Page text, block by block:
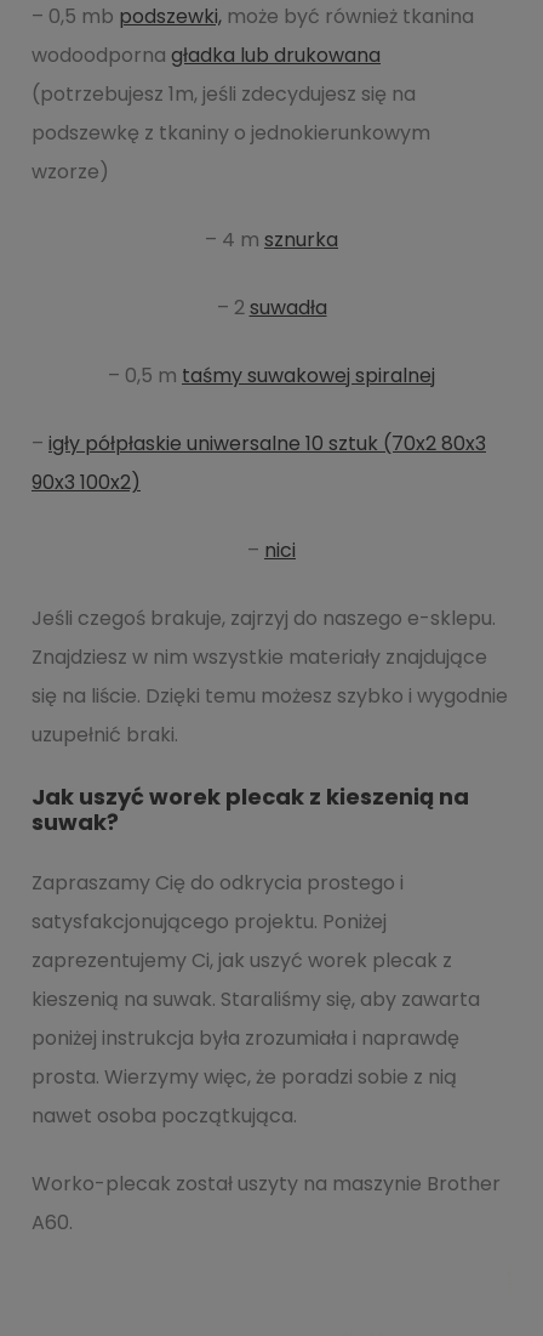
– 0,5 mb podszewki, może być również tkanina
wodoodporna gładka lub drukowana
(potrzebujesz 1m, jeśli zdecydujesz się na
podszewkę z tkaniny o jednokierunkowym
wzorze)
– 4 m sznurka
– 2suwadła
– 0,5 m taśmy suwakowej spiralnej
– igły półpłaskie uniwersalne 10 sztuk (70x2 80x3
90x3 100x2)
– nici
Jeśli czegoś brakuje, zajrzyj do naszego e-sklepu.
Znajdziesz w nim wszystkie materiały znajdujące
się na liście. Dzięki temu możesz szybko i wygodnie
uzupełnić braki.
Jak uszyć worek plecak z kieszenią na
suwak?
Zapraszamy Cię do odkrycia prostego i
satysfakcjonującego projektu. Poniżej
zaprezentujemy Ci, jak uszyć worek plecak z
kieszenią na suwak. Staraliśmy się, aby zawarta
poniżej instrukcja była zrozumiała i naprawdę
prosta. Wierzymy więc, że poradzi sobie z nią
nawet osoba początkująca.
Worko-plecak został uszyty na maszynie Brother
A60.